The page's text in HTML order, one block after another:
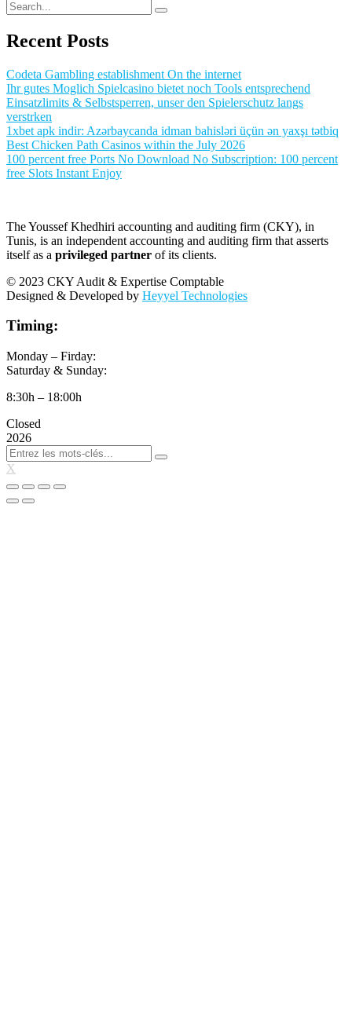
Recent Posts
Codeta Gambling establishment On the internet
Ihr gutes Moglich Spielcasino bietet noch Tools entsprechend
Einsatzlimits & Selbstsperren, unser den Spielerschutz langs
verstrken
1xbet apk indir: Azərbaycanda idman bahisləri üçün ən yaxşı tətbiq
Best Chicken Path Casinos within the July 2026
100 percent free Ports No Download No Subscription: 100 percent
free Slots Instant Enjoy
The Youssef Khedhiri accounting and auditing firm (CKY), in
Tunis, is an independent accounting and auditing firm that asserts
itself as a privileged partner of its clients.
© 2023 CKY Audit & Expertise Comptable
Designed & Developed by Heyyel Technologies
Timing:
Monday – Firday:
Saturday & Sunday:
8:30h – 18:00h
Closed
2026
X